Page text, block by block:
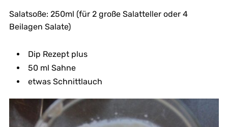
Salatsoße: 250ml (für 2 große Salatteller oder 4
Beilagen Salate)
Dip Rezept plus
50 ml Sahne
etwas Schnittlauch